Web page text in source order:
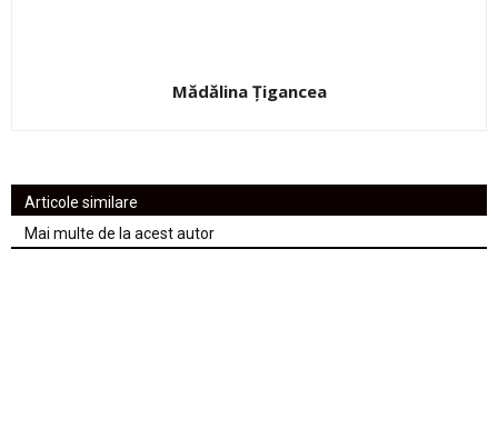
Mădălina Țigancea
Articole similare
Mai multe de la acest autor